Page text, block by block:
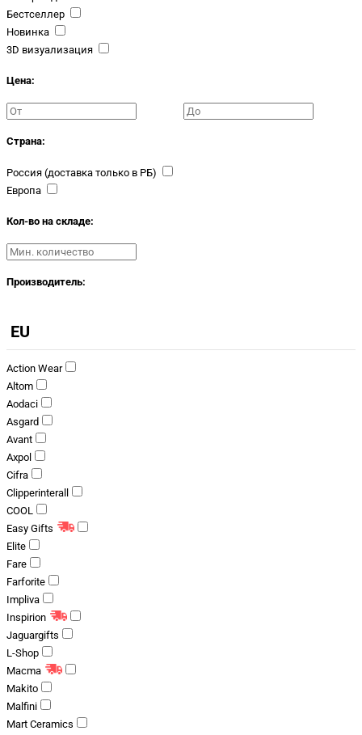
Бестселлер
Новинка
3D визуализация
Цена:
Страна:
Россия (доставка только в РБ)
Европа
Кол-во на складе:
Производитель:
EU
Action Wear
Altom
Aodaci
Asgard
Avant
Axpol
Cifra
Clipperinterall
COOL
Easy Gifts
Elite
Fare
Farforite
Impliva
Inspirion
Jaguargifts
L-Shop
Macma
Makito
Malfini
Mart Ceramics